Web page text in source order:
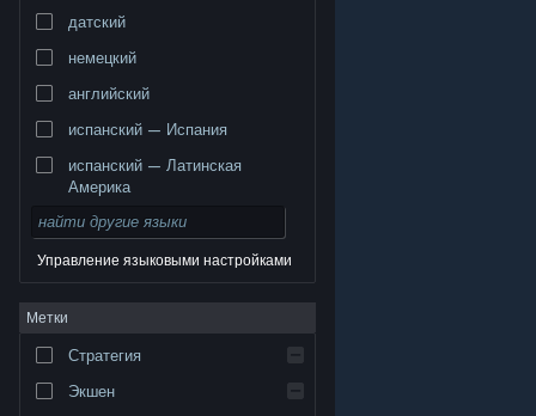
© Valve Corporation. Все права сохранены. Все
торговые марки являются собственностью
Правовая информация
Соглашение подписчика Steam
Файлы cookie
датский
немецкий
английский
испанский — Испания
испанский — Латинская
Америка
Управление языковыми настройками
Метки
Стратегия
Экшен